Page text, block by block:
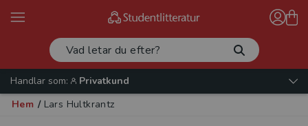
Handlar som:
Privatkund
Hem / Lars Hultkrantz